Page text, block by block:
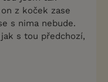
z koček zase
s nima nebude.
s tou předchozí,